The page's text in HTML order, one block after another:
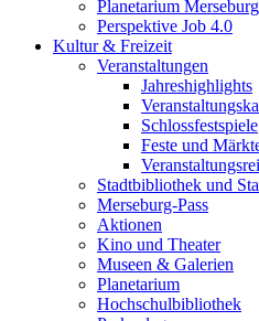
Planetarium Merseburg
Perspektive Job 4.0
Kultur & Freizeit
Veranstaltungen
Jahreshighlights
Schlossfestspiele
Feste und
Stadtbibliothek und
Merseburg-Pass
Aktionen
Kino und Theater
Museen & Galerien
Planetarium
Hochschulbibliothek